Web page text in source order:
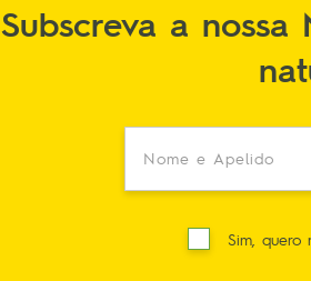
Subscreva a
Nome e Apelido
Sim, quero